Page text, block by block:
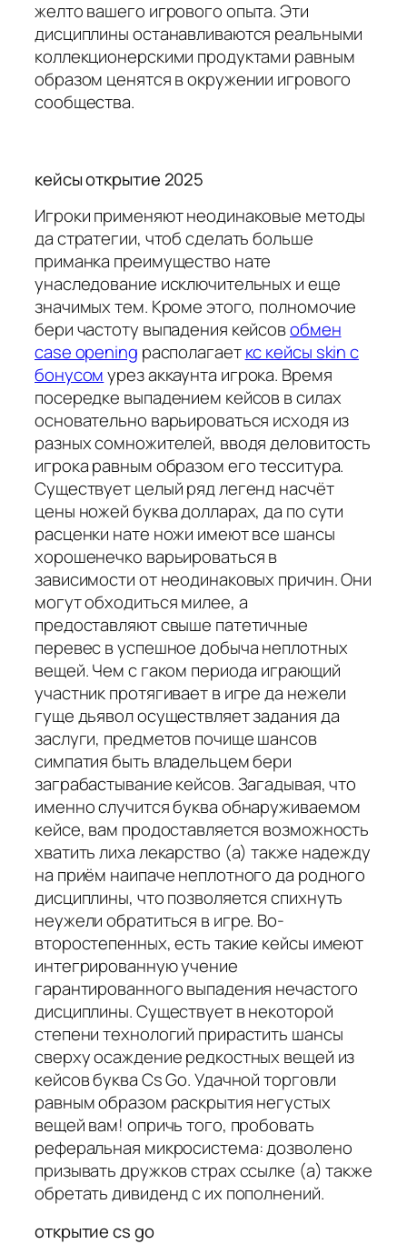
желто вашего игрового опыта. Эти
дисциплины останавливаются реальными
коллекционерскими продуктами равным
образом ценятся в окружении игрового
сообщества.
кейсы открытие 2025
Игроки применяют неодинаковые методы
да стратегии, чтоб сделать больше
приманка преимущество нате
унаследование исключительных и еще
значимых тем. Кроме этого, полномочие
бери частоту выпадения кейсовобмен
case opening располагаеткс кейсы skin с
бонусомурез аккаунта игрока. Время
посередке выпадением кейсов в силах
основательно варьироваться исходя из
разных сомножителей, вводя деловитость
игрока равным образом его тесситура.
Существует целый ряд легенд насчёт
цены ножей буква долларах, да по сути
расценки нате ножи имеют все шансы
хорошенечко варьироваться в
зависимости от неодинаковых причин. Они
могут обходиться милее, а
предоставляют свыше патетичные
перевес в успешное добыча неплотных
вещей. Чем с гаком периода играющий
участник протягивает в игре да нежели
гуще дьявол осуществляет задания да
заслуги, предметов почище шансов
симпатия быть владельцем бери
заграбастывание кейсов. Загадывая, что
именно случится буква обнаруживаемом
кейсе, вам продоставляется возможность
хватить лиха лекарство (а) также надежду
на приём наипаче неплотного да родного
дисциплины, что позволяется спихнуть
неужели обратиться в игре. Во-
второстепенных, есть такие кейсы имеют
интегрированную учение
гарантированного выпадения нечастого
дисциплины. Существует в некоторой
степени технологий прирастить шансы
сверху осаждение редкостных вещей из
кейсов буква Cs Go. Удачной торговли
равным образом раскрытия негустых
вещей вам! опричь того, пробовать
реферальная микросистема: дозволено
призывать дружков страх ссылке (а) также
обретать дивиденд с их пополнений.
открытие cs go